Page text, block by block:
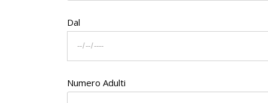
Dal
Numero Adulti